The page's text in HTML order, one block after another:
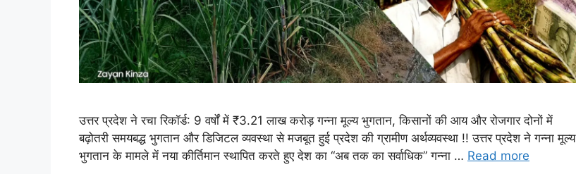
उत्तर प्रदेश ने रचा रिकॉर्ड: 9 वर्षों में ₹3.21 लाख करोड़ गन्ना मूल्य भुगतान, किसानों की आय और रोजगार दोनों में
बढ़ोतरी समयबद्ध भुगतान और डिजिटल व्यवस्था से मजबूत हुई प्रदेश की ग्रामीण अर्थव्यवस्था !! उत्तर प्रदेश ने गन्ना मूल्य
भुगतान के मामले में नया कीर्तिमान स्थापित करते हुए देश का “अब तक का सर्वाधिक” गन्ना … Read more